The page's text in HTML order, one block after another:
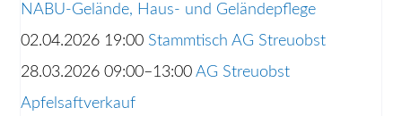
NABU-Gelände, Haus- und Geländepflege
02.04.2026 19:00 Stammtisch AG Streuobst
28.03.2026 09:00–13:00 AG Streuobst
Apfelsaftverkauf